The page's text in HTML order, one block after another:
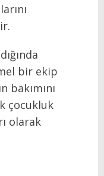
bir ekip
bakımını
çocukluk
olarak